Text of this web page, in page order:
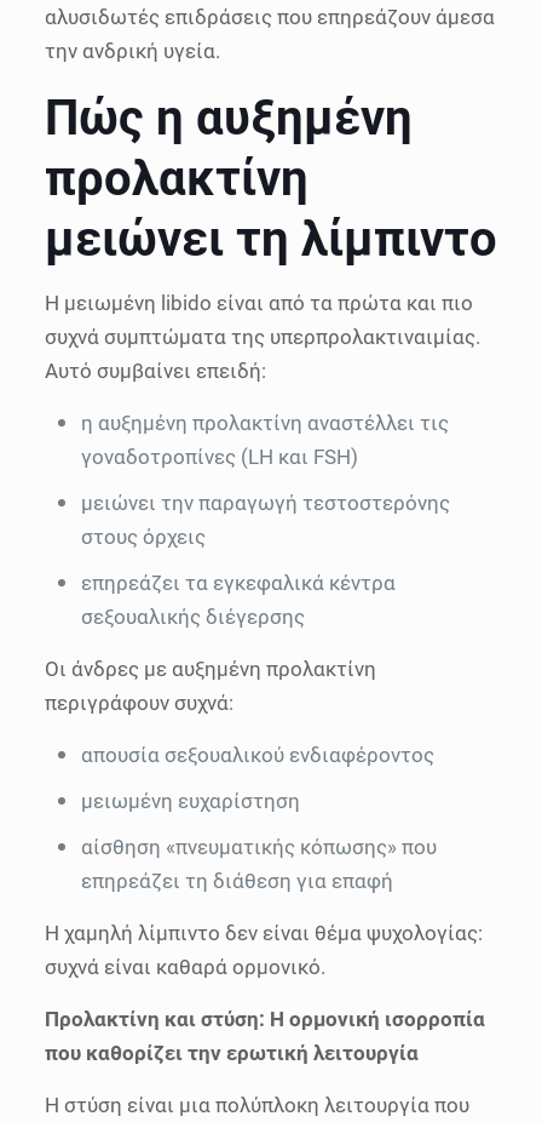
αλυσιδωτές επιδράσεις που επηρεάζουν άμεσα
την ανδρική υγεία.
Πώς η αυξημένη
προλακτίνη
μειώνει τη λίμπιντο
Η μειωμένη libido είναι από τα πρώτα και πιο
συχνά συμπτώματα της υπερπρολακτιναιμίας.
Αυτό συμβαίνει επειδή:
η αυξημένη προλακτίνη αναστέλλει τις
γοναδοτροπίνες (LH και FSH)
μειώνει την παραγωγή τεστοστερόνης
στους όρχεις
επηρεάζει τα εγκεφαλικά κέντρα
σεξουαλικής διέγερσης
Οι άνδρες με αυξημένη προλακτίνη
περιγράφουν συχνά:
απουσία σεξουαλικού ενδιαφέροντος
μειωμένη ευχαρίστηση
αίσθηση «πνευματικής κόπωσης» που
επηρεάζει τη διάθεση για επαφή
Η χαμηλή λίμπιντο δεν είναι θέμα ψυχολογίας:
συχνά είναι καθαρά ορμονικό.
Προλακτίνη και στύση: Η ορμονική ισορροπία
που καθορίζει την ερωτική λειτουργία
Η στύση είναι μια πολύπλοκη λειτουργία που